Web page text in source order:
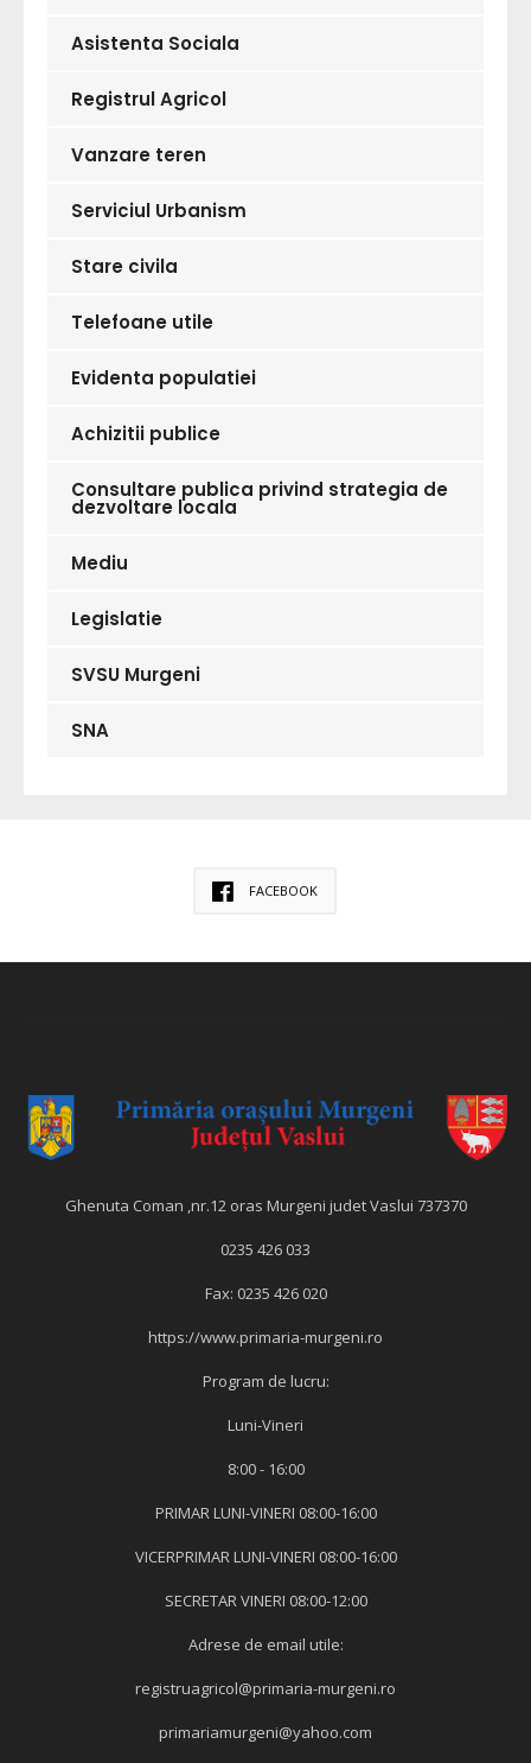
Asistenta Sociala
Registrul Agricol
Vanzare teren
Serviciul Urbanism
Stare civila
Telefoane utile
Evidenta populatiei
Achizitii publice
Consultare publica privind strategia de
dezvoltare locala
Mediu
Legislatie
SVSU Murgeni
SNA
FACEBOOK
Ghenuta Coman ,nr.12 oras Murgeni judet Vaslui 737370
0235 426 033
Fax: 0235 426 020
https://www.primaria-murgeni.ro
Program de lucru:
Luni-Vineri
8:00 - 16:00
PRIMAR LUNI-VINERI 08:00-16:00
VICERPRIMAR LUNI-VINERI 08:00-16:00
SECRETAR VINERI 08:00-12:00
Adrese de email utile:
registruagricol@primaria-murgeni.ro
primariamurgeni@yahoo.com